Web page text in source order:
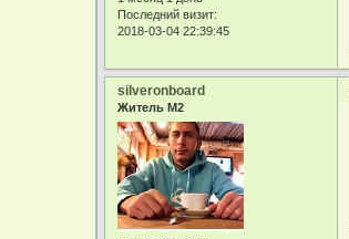
Последний визит:
2018-03-04 22:39:45
silveronboard
Житель М2